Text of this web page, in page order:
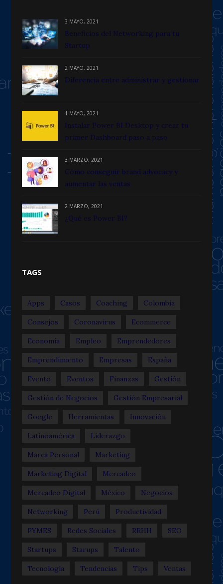
3 MAYO, 2021
Beneficios del Networking para tu
Startup
2 MAYO, 2021
Diferencia entre administrar y gestionar
1 MAYO, 2021
Instalar Power BI Desktop y crear tu
primer Dashboard paso a paso
3 MARZO, 2021
Cómo conseguir brand advocacy y
aumentar las ventas
2 MARZO, 2021
¿Qué es Power BI?
TAGS
Apps Casos Coaching Colombia
Consejos Coronavirus Ecommerce
Economía Empleo Emprendedores
Emprendimiento Empresas España
Evento Eventos Finanzas Gestión
Gestión de Negocios Gestión Empresarial
Google Herramientas Innovación
Latinoamérica Liderazgo
Marca Personal Marketing
Marketing Digital Mercadeo
Mercadeo Digital México Negocios
Networking Perú Productividad
PYMES Redes Sociales RRHH SEO
Startups Starups Talento
Tecnología Tendencias Tips Ventas